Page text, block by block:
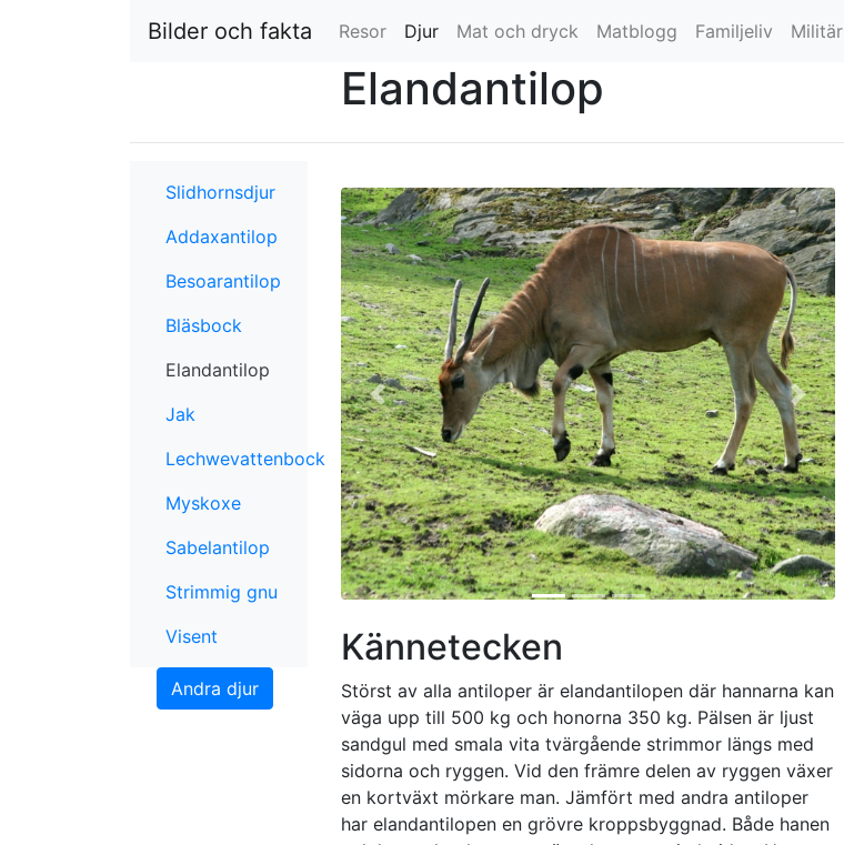
Bilder och fakta Resor Djur (nuvarande)
Mat och dryck Matblogg Familjeliv Militär
Elandantilop
Slidhornsdjur
Addaxantilop
Besoarantilop
Bläsbock
Elandantilop (nuvarande)
Jak
Lechwevattenbock
Myskoxe
Sabelantilop
Strimmig gnu
Visent
Andra djur
Kännetecken
Störst av alla antiloper är elandantilopen där hannarna kan
väga upp till 500 kg och honorna 350 kg. Pälsen är ljust
sandgul med smala vita tvärgående strimmor längs med
sidorna och ryggen. Vid den främre delen av ryggen växer
en kortväxt mörkare man. Jämfört med andra antiloper
har elandantilopen en grövre kroppsbyggnad. Både hanen